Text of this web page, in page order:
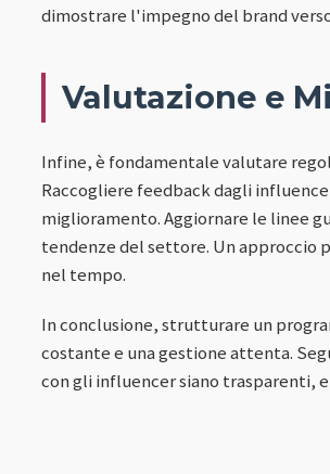
dimostrare l'impegno del brand
Valutazione e
Infine, è fondamentale valutare
Raccogliere feedback dagli
miglioramento. Aggiornare le linee
tendenze del settore. Un approccio
nel tempo.
In conclusione, strutturare un
costante e una gestione attenta.
con gli influencer siano trasparenti,